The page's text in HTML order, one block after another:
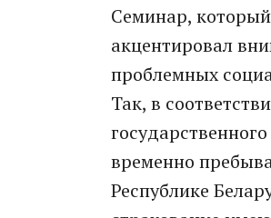
Семинар,
акцентировал
проблемных
Так, в
временно
Республике